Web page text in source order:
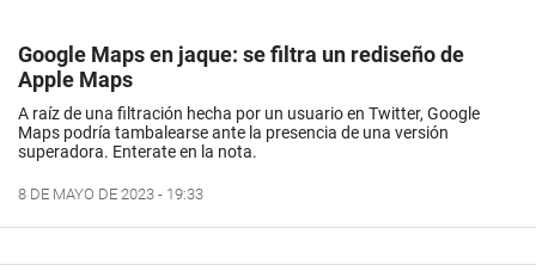
Google Maps en jaque: se filtra un rediseño de
Apple Maps
A raíz de una filtración hecha por un usuario en Twitter, Google
Maps podría tambalearse ante la presencia de una versión
superadora. Enterate en la nota.
8 DE MAYO DE 2023 - 19:33